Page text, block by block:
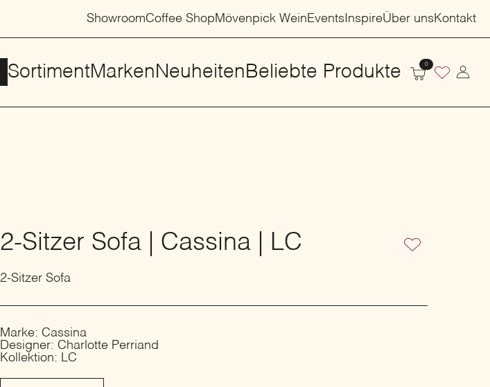
ShowroomCoffee ShopMövenpick WeinEvents InspireÜber unsKontakt
SortimentMarken Neuheiten Beliebte Produkte 0
2-Sitzer Sofa | Cassina | LC
2-Sitzer Sofa
Marke: Cassina
Designer: Charlotte Perriand
Kollektion: LC